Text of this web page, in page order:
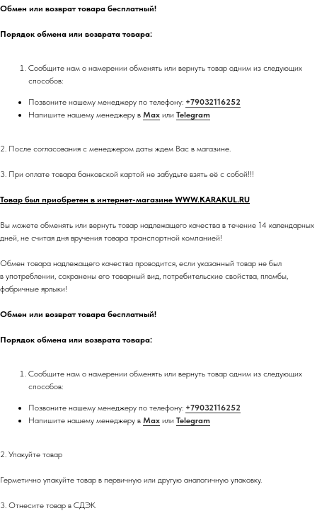
Обмен или возврат товара бесплатный!
Порядок обмена или возврата товара:
Сообщите нам о намерении обменять или вернуть товар одним из следующих
способов:
Позвоните нашему менеджеру по телефону: +79032116252
Напишите нашему менеджеру в Max или Telegram
2. После согласования с менеджером даты ждем Вас в магазине.
3. При оплате товара банковской картой не забудьте взять её с собой!!!
Товар был приобретен в интернет-магазине WWW.KARAKUL.RU
Вы можете обменять или вернуть товар надлежащего качества в течение 14 календарных
дней, не считая дня вручения товара транспортной компанией!
Обмен товара надлежащего качества проводится, если указанный товар не был
в употреблении, сохранены его товарный вид, потребительские свойства, пломбы,
фабричные ярлыки!
Обмен или возврат товара бесплатный!
Порядок обмена или возврата товара:
Сообщите нам о намерении обменять или вернуть товар одним из следующих
способов:
Позвоните нашему менеджеру по телефону: +79032116252
Напишите нашему менеджеру в Max или Telegram
2. Упакуйте товар
Герметично упакуйте товар в первичную или другую аналогичную упаковку.
3. Отнесите товар в СДЭК